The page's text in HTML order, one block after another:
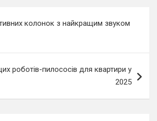
колонок з найкращим звуком
роботів-пилососів для квартири у
2025